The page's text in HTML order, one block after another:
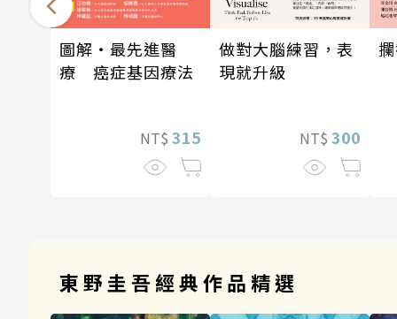
圖解‧最先進醫
療 癌症基因療法
NT$ 315
做對大腦練習，表
現就升級
NT$ 300
東野圭吾經典作品精選